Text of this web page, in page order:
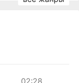
02:28